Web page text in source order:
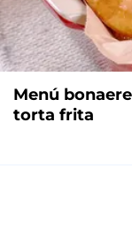
Menú
torta frita